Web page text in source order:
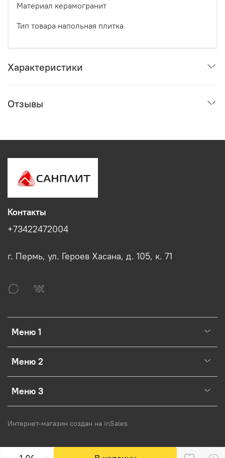
Материал керамогранит
Тип товара напольная плитка
Характеристики
Отзывы
Меню 1
Меню 2
Меню 3
Контакты
+73422472004
г. Пермь, ул. Героев Хасана, д. 105, к. 71
Интернет-магазин создан на inSales